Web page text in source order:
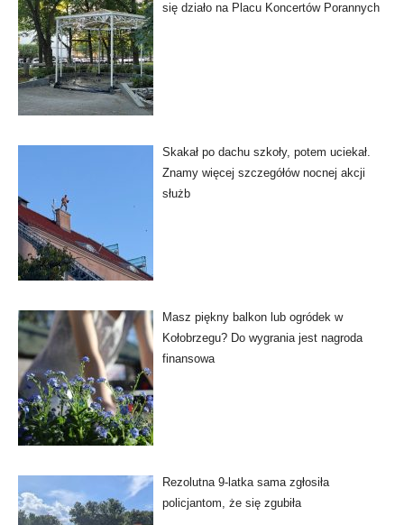
się działo na Placu Koncertów Porannych
Skakał po dachu szkoły, potem uciekał.
Znamy więcej szczegółów nocnej akcji
służb
Masz piękny balkon lub ogródek w
Kołobrzegu? Do wygrania jest nagroda
finansowa
Rezolutna 9-latka sama zgłosiła
policjantom, że się zgubiła